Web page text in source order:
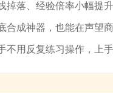
落、经验倍率小幅提
成神器，也能在声望
用反复练习操作，上手